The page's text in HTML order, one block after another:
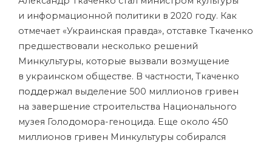
и информационной политики в 2020 году. Как
отмечает «Украинская правда», отставке Ткаченко
предшествовали несколько решений
Минкультуры, которые вызвали возмущение
в украинском обществе. В частности, Ткаченко
поддержал выделение 500 миллионов гривен
на завершение строительства Национального
музея Голодомора-геноцида. Еще около 450
миллионов гривен Минкультуры собирался